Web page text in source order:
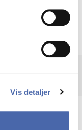
Vis detaljer